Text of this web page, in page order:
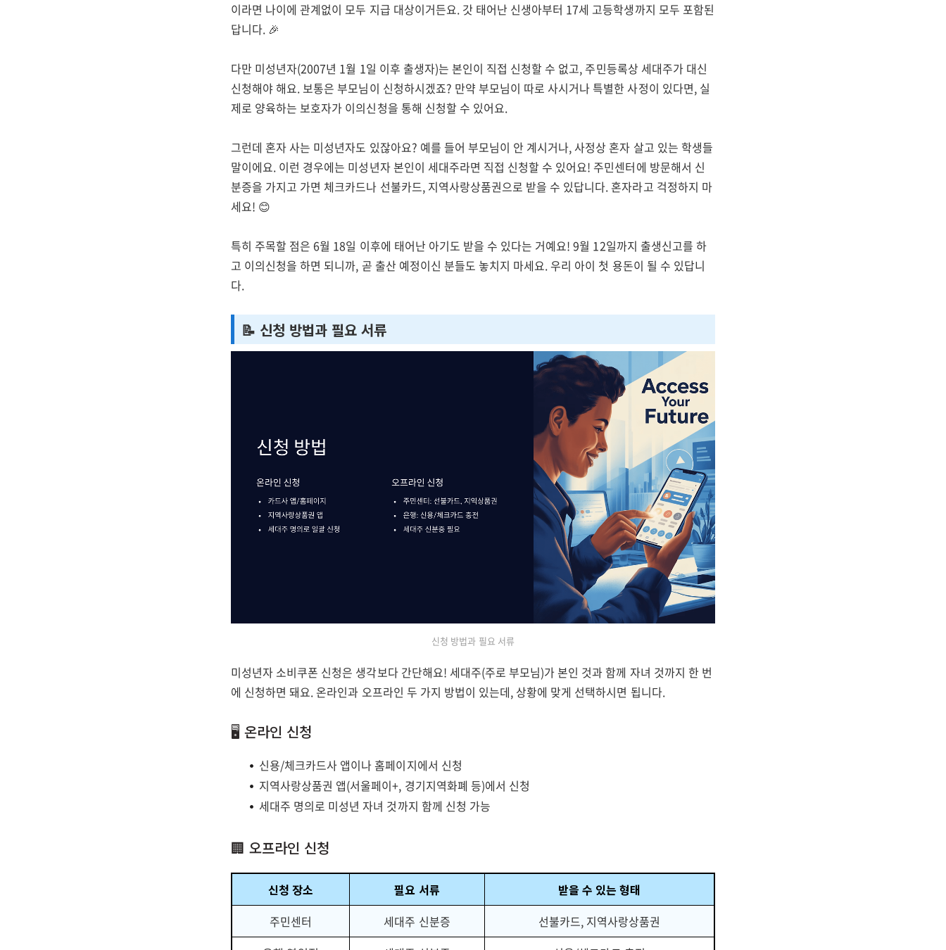
이라면 나이에 관계없이 모두 지급 대상이거든요. 갓 태어난 신생아부터 17세 고등학생까지 모두 포함된
답니다. 🎉
다만 미성년자(2007년 1월 1일 이후 출생자)는 본인이 직접 신청할 수 없고, 주민등록상 세대주가 대신
신청해야 해요. 보통은 부모님이 신청하시겠죠? 만약 부모님이 따로 사시거나 특별한 사정이 있다면, 실
제로 양육하는 보호자가 이의신청을 통해 신청할 수 있어요.
그런데 혼자 사는 미성년자도 있잖아요? 예를 들어 부모님이 안 계시거나, 사정상 혼자 살고 있는 학생들
말이에요. 이런 경우에는 미성년자 본인이 세대주라면 직접 신청할 수 있어요! 주민센터에 방문해서 신
분증을 가지고 가면 체크카드나 선불카드, 지역사랑상품권으로 받을 수 있답니다. 혼자라고 걱정하지 마
세요! 😊
특히 주목할 점은 6월 18일 이후에 태어난 아기도 받을 수 있다는 거예요! 9월 12일까지 출생신고를 하
고 이의신청을 하면 되니까, 곧 출산 예정이신 분들도 놓치지 마세요. 우리 아이 첫 용돈이 될 수 있답니
다.
📝 신청 방법과 필요 서류
신청 방법과 필요 서류
미성년자 소비쿠폰 신청은 생각보다 간단해요! 세대주(주로 부모님)가 본인 것과 함께 자녀 것까지 한 번
에 신청하면 돼요. 온라인과 오프라인 두 가지 방법이 있는데, 상황에 맞게 선택하시면 됩니다.
🖥️ 온라인 신청
신용/체크카드사 앱이나 홈페이지에서 신청
지역사랑상품권 앱(서울페이+, 경기지역화폐 등)에서 신청
세대주 명의로 미성년 자녀 것까지 함께 신청 가능
🏢 오프라인 신청
신청 장소 필요 서류
받을 수 있는 형태
주민센터
세대주 신분증
선불카드, 지역사랑상품권